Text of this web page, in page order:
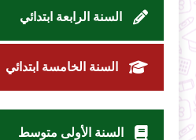
السنة الرابعة ابتدائي
السنة الخامسة ابتدائي
السنة الأولى متوسط